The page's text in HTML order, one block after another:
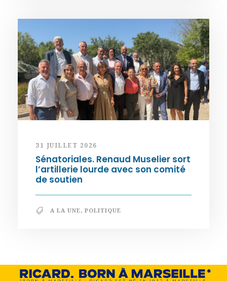
31 JUILLET 2026
Sénatoriales. Renaud Muselier sort
l’artillerie lourde avec son comité
de soutien
A LA UNE, POLITIQUE